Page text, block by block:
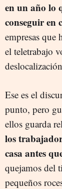
en un año lo
conseguir en
empresas que
el teletrabajo
Ese es el
punto, pero
ellos guarda
los
casa antes
quejamos del
pequeños